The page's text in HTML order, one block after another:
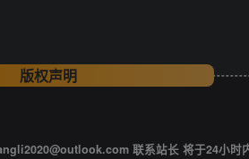
版权声明
联系站长 将于24小时